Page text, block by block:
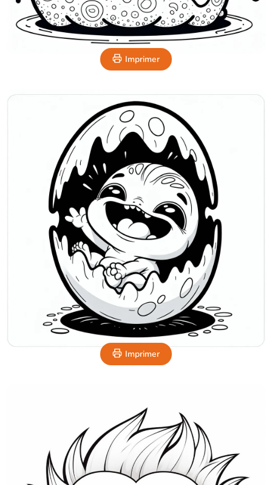
Imprimer
Imprimer